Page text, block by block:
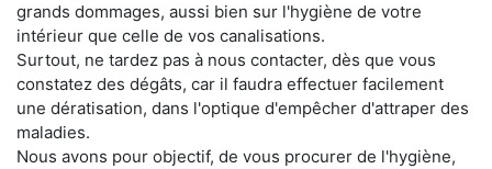
grands dommages, aussi bien sur l'hygiène de votre
intérieur que celle de vos canalisations.
Surtout, ne tardez pas à nous contacter, dès que vous
constatez des dégâts, car il faudra effectuer facilement
une dératisation, dans l'optique d'empêcher d'attraper des
maladies.
Nous avons pour objectif, de vous procurer de l'hygiène,